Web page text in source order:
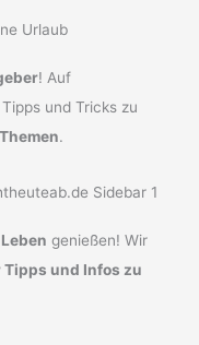
! Auf
und Tricks zu
Themen.
genießen! Wir
Tipps und Infos zu